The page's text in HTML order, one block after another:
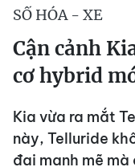
SỐ HÓA - XE
Cận cảnh
cơ hybrid
Kia vừa ra mắt
này, Telluride
đại mạnh mẽ